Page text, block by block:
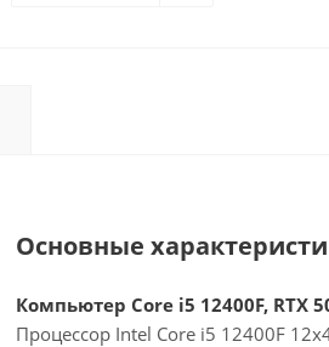
Основные
Компьютер Core i5 12400F, RTX
Процессор Intel Core i5 12400F